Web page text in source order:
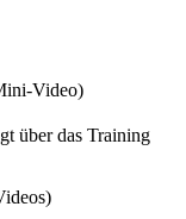
Video)
über das Training